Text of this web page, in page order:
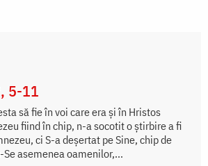
5-11
să fie în voi care era și în Hristos
fiind în chip, n-a socotit o știrbire a fi
ci S-a deșertat pe Sine, chip de
asemenea oamenilor,...